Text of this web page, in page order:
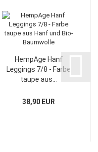
HempAge Hanf
Leggings 7/8 - Farbe
taupe aus...
38,90 EUR